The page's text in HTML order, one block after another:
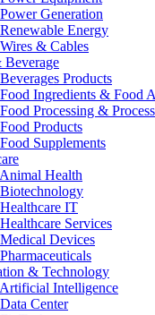
Power Generation
Renewable Energy
Wires & Cables
Beverage
Beverages Products
Food Ingredients & Food
Food Processing &
Food Products
Food Supplements
Animal Health
Biotechnology
Healthcare IT
Healthcare Services
Medical Devices
Pharmaceuticals
& Technology
Artificial Intelligence
Data Center